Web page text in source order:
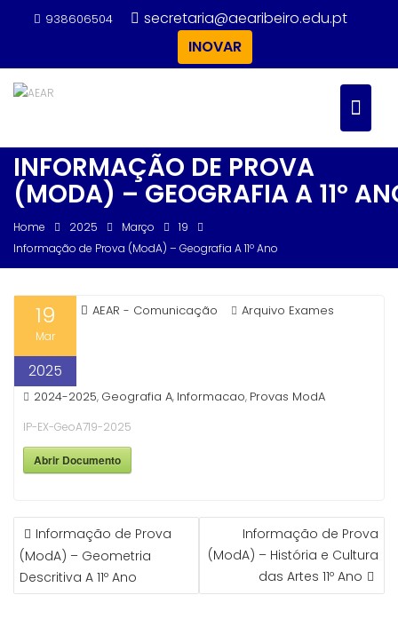
938606504
secretaria@aearibeiro.edu.pt
INOVAR
INFORMAÇÃO DE PROVA
(MODA) – GEOGRAFIA A 11º
Home 2025 Março
19
Informação de Prova (ModA) – Geografia A 11º Ano
19
Mar
2025
AEAR - Comunicação Arquivo Exames
2024-2025, Geografia A, Informacao, Provas ModA
IP-EX-GeoA719-2025
Abrir Documento
NAVEGAÇÃO
DE
ARTIGOS
Informação de Prova
(ModA) – Geometria
Descritiva A 11º Ano
Informação de Prova
(ModA) – História e Cultura
das Artes 11º Ano